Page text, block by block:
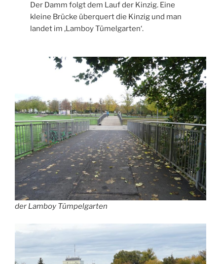
Der Damm folgt dem Lauf der Kinzig. Eine
kleine Brücke überquert die Kinzig und man
landet im ‚Lamboy Tümelgarten‘.
der Lamboy Tümpelgarten